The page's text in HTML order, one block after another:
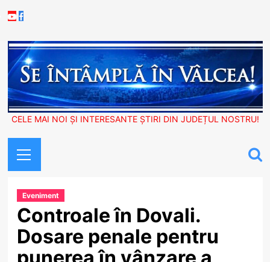
to
Youtube
Facebook
CELE MAI NOI ȘI INTERESANTE ȘTIRI DIN JUDEȚUL NOSTRU!
Menu
Eveniment
Controale în Dovali.
Dosare penale pentru